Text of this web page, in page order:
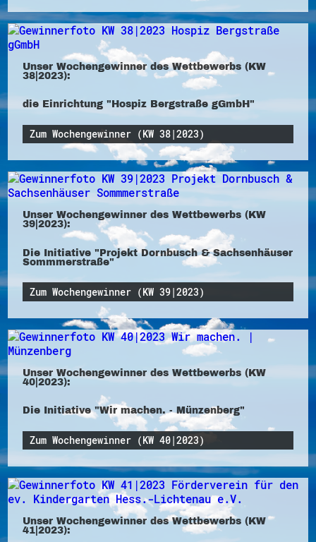
Unser Wochengewinner des Wettbewerbs (KW
38|2023):
die Einrichtung "Hospiz Bergstraße gGmbH"
Zum Wochengewinner (KW 38|2023)
Unser Wochengewinner des Wettbewerbs (KW
39|2023):
Die Initiative "Projekt Dornbusch & Sachsenhäuser
Sommmerstraße"
Zum Wochengewinner (KW 39|2023)
Unser Wochengewinner des Wettbewerbs (KW
40|2023):
Die Initiative "Wir machen. - Münzenberg"
Zum Wochengewinner (KW 40|2023)
Unser Wochengewinner des Wettbewerbs (KW
41|2023):